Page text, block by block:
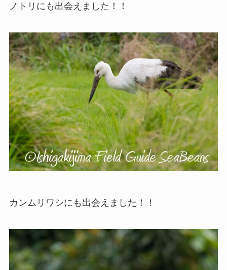
ノトリにも出会えました！！
カンムリワシにも出会えました！！